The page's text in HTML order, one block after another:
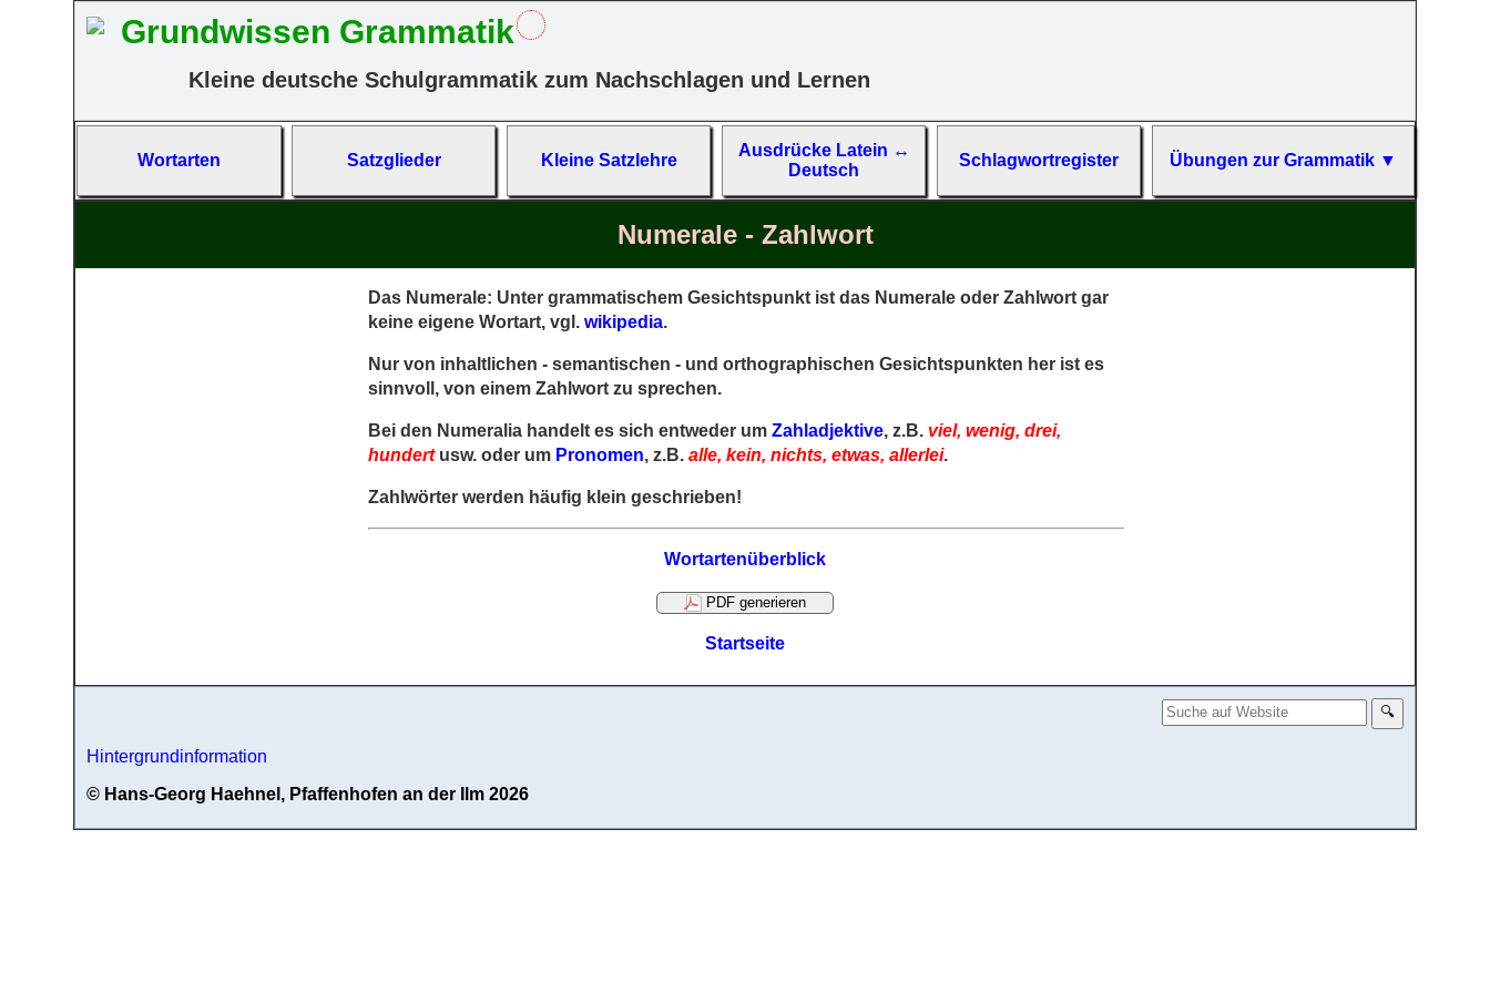
Grundwissen Grammatik
Kleine deutsche Schulgrammatik zum Nachschlagen und Lernen
Wort­arten Satz­glieder Kleine Satz­lehre
Aus­drücke La­tein ↔
Deutsch
Schlag­wort­re­gis­ter Übun­gen zur Gram­matik ▼
Numerale - Zahlwort
Das Numerale: Unter grammatischem Gesichtspunkt ist das Numerale oder Zahlwort gar
keine eigene Wortart, vgl. wikipedia.
Nur von inhaltlichen - semantischen - und orthographischen Gesichtspunkten her ist es
sinnvoll, von einem Zahlwort zu sprechen.
Bei den Numeralia handelt es sich entweder um Zahladjektive, z.B. viel, wenig, drei,
hundertusw. oder um Pronomen, z.B. alle, kein, nichts, etwas, allerlei.
Zahlwörter werden häufig klein geschrieben!
Wortartenüberblick
PDF generieren
Startseite
Hintergrundinformation